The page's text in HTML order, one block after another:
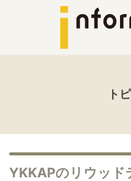
ト
YKKAPのリウッド